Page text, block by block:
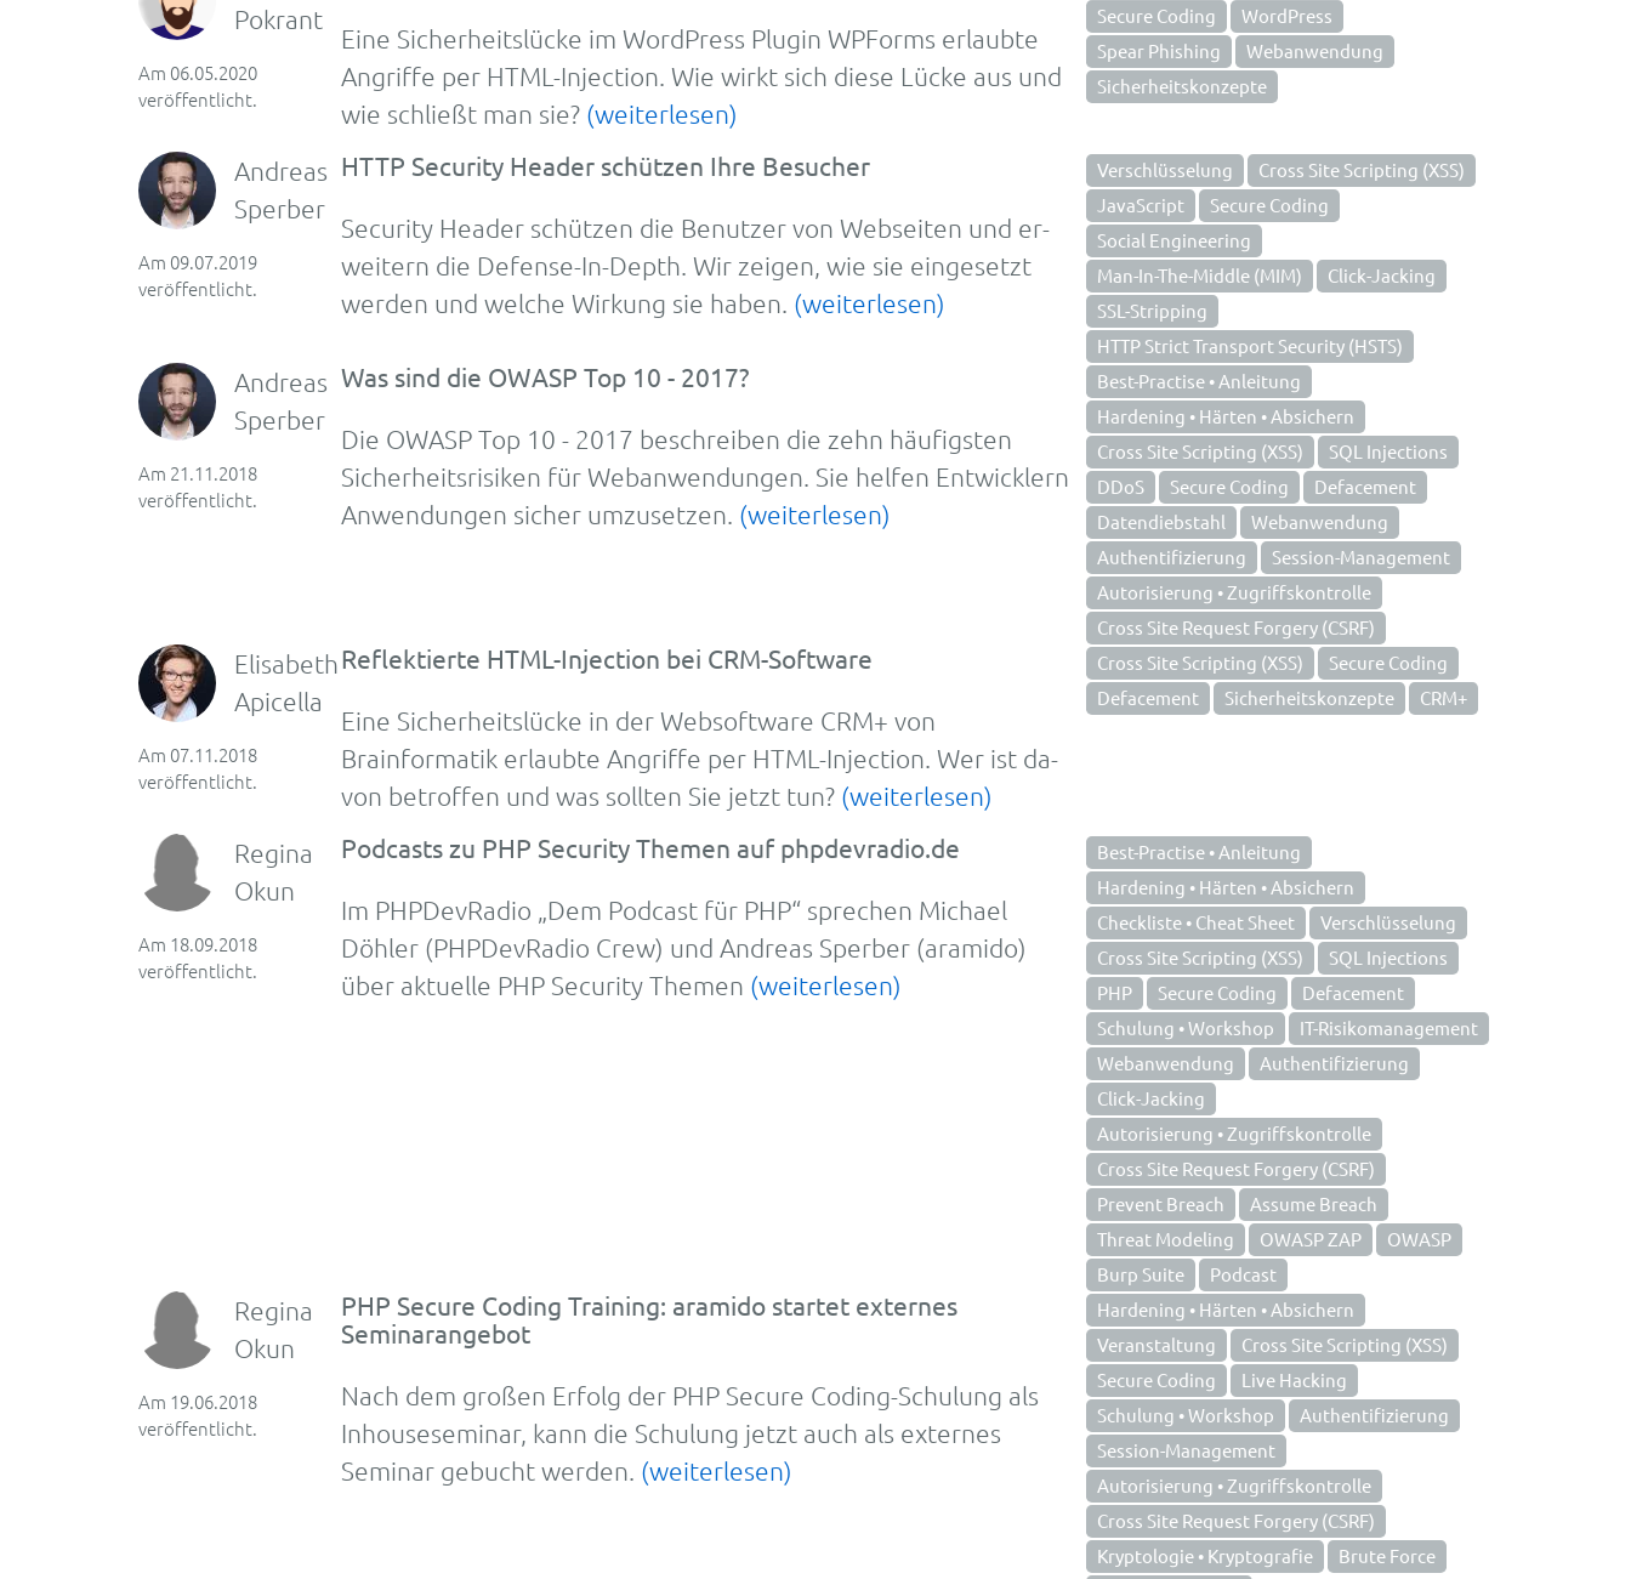
Pokrant
Am 06.05.2020
veröffentlicht.
Eine Sicherheitslücke im WordPress Plugin WPForms erlaubte
Angriffe per HTML-Injection. Wie wirkt sich diese Lücke aus und
wie schließt man sie? (weiterlesen)
Secure Coding
WordPress
Spear Phishing
Webanwendung
Sicherheitskonzepte
Andreas
Sperber
Am 09.07.2019
veröffentlicht.
HTTP Security Header schützen Ihre Besucher
Secu­rity Hea­der schü­tzen die Be­nutzer von Web­sei­ten und er­
wei­tern die De­fense-In-Depth. Wir zei­gen, wie sie ein­ge­setzt
wer­den und welche Wir­kung sie ha­ben. (weiterlesen)
Verschlüsselung
Cross Site Scripting (XSS)
JavaScript
Secure Coding
Social Engineering
Man-In-The-Middle (MIM)
Click-Jacking
SSL-Stripping
HTTP Strict Transport Security (HSTS)
Andreas
Sperber
Am 21.11.2018
veröffentlicht.
Was sind die OWASP Top 10 - 2017?
Die OWASP Top 10 - 2017 be­schrei­ben die zehn häu­figs­ten
Sicher­heits­risi­ken für Web­an­wen­dun­gen. Sie helfen Ent­wicklern
An­wen­dun­gen sicher um­zu­setzen. (weiterlesen)
Best-Practise • Anleitung
Hardening • Härten • Absichern
Cross Site Scripting (XSS)
SQL Injections
DDoS
Secure Coding
Defacement
Datendiebstahl
Webanwendung
Authentifizierung
Session-Management
Autorisierung • Zugriffskontrolle
Cross Site Request Forgery (CSRF)
Elisabeth
Apicella
Am 07.11.2018
veröffentlicht.
Reflektierte HTML-Injection bei CRM-Software
Eine Sicher­heits­lücke in der Web­soft­ware CRM+ von
Brainformatik er­laubte An­griffe per HTML-In­jec­tion. Wer ist da­
von be­troffen und was soll­ten Sie jetzt tun? (weiterlesen)
Cross Site Scripting (XSS)
Secure Coding
Defacement
Sicherheitskonzepte CRM+
Regina
Okun
Am 18.09.2018
veröffentlicht.
Podcasts zu PHP Security Themen auf phpdevradio.de
Im PHPDevRadio „Dem Podcast für PHP“ sprechen Michael
Döhler (PHPDevRadio Crew) und Andreas Sperber (aramido)
über aktuelle PHP Security Themen (weiterlesen)
Best-Practise • Anleitung
Hardening • Härten • Absichern
Checkliste • Cheat Sheet
Verschlüsselung
Cross Site Scripting (XSS)
SQL Injections
PHP
Secure Coding
Defacement
Schulung • Workshop
IT-Risikomanagement
Webanwendung
Authentifizierung
Click-Jacking
Autorisierung • Zugriffskontrolle
Cross Site Request Forgery (CSRF)
Prevent Breach
Assume Breach
Threat Modeling
OWASP ZAP
OWASP
Burp Suite
Podcast
Regina
Okun
Am 19.06.2018
veröffentlicht.
PHP Secure Coding Training: aramido startet externes
Seminarangebot
Nach dem großen Erfolg der PHP Se­cure Co­ding-Schu­lung als
Inhouseseminar, kann die Schulung jetzt auch als externes
Seminar gebucht werden. (weiterlesen)
Hardening • Härten • Absichern
Veranstaltung
Cross Site Scripting (XSS)
Secure Coding
Live Hacking
Schulung • Workshop
Authentifizierung
Session-Management
Autorisierung • Zugriffskontrolle
Cross Site Request Forgery (CSRF)
Kryptologie • Kryptografie
Brute Force